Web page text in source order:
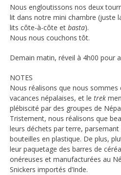
Nous engloutissons nos deux
lit dans notre mini chambre (juste
lits côte-à-côte et basta).
Nous nous couchons tôt.
Demain matin, réveil à 4h00 pour
NOTES
Nous réalisons que nous sommes
vacances népalaises, et le trek
plébiscité par des groupes de
Tristement, nous réalisons que
leurs déchets par terre, parsemant
bouteilles en plastique. De plus,
leur paquetage des barres de
onéreuses et manufacturées au
Snickers importés d’Inde.